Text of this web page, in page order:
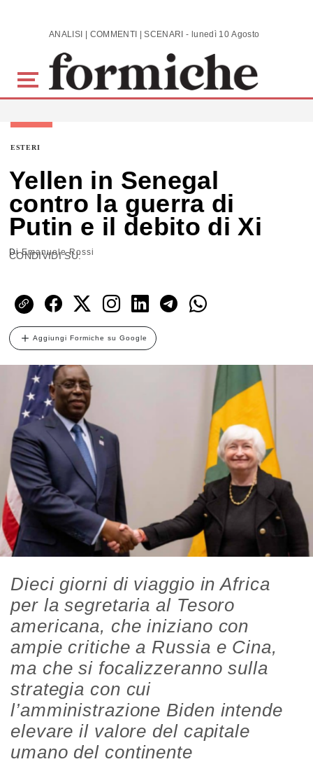
Skip to main content ANALISI | COMMENTI | SCENARI - lunedì 10 Agosto 2026
ESTERI
Yellen in Senegal
contro la guerra di
Putin e il debito di Xi
DiEmanuele Rossi
CONDIVIDI SU:
Aggiungi Formiche su Google
Dieci giorni di viaggio in Africa
per la segretaria al Tesoro
americana, che iniziano con
ampie critiche a Russia e Cina,
ma che si focalizzeranno sulla
strategia con cui
l’amministrazione Biden intende
elevare il valore del capitale
umano del continente